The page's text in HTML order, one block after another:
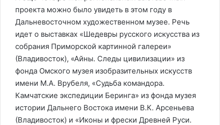
проекта можно было увидеть в этом году в
Дальневосточном художественном музее. Речь
идет о выставках «Шедевры русского искусства из
собрания Приморской картинной галереи»
(Владивосток), «Айны. Следы цивилизации» из
фонда Омского музея изобразительных искусств
имени М.А. Врубеля, «Судьба командора.
Камчатские экспедиции Беринга» из фонда музея
истории Дальнего Востока имени В.К. Арсеньева
(Владивосток) и «Иконы и фрески Древней Руси.